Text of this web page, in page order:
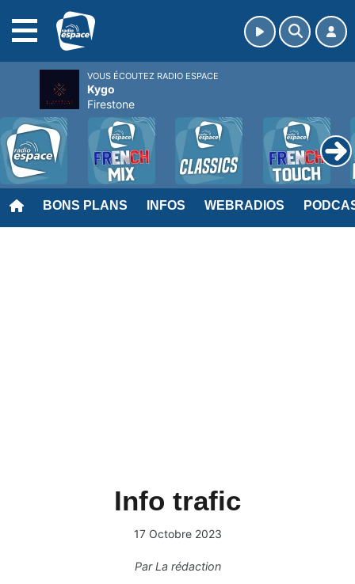
BONS PLANS INFOS WEBRADIOS
Info trafic
17 Octobre 2023
ParLa rédaction
VOUS ÉCOUTEZ RADIO ESPACE
Kygo
Firestone